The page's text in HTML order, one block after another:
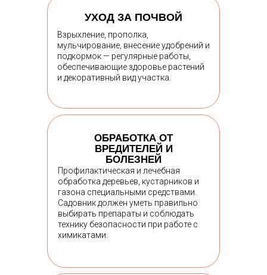
УХОД ЗА ПОЧВОЙ
Взрыхление, прополка,
мульчирование, внесение удобрений и
подкормок — регулярные работы,
обеспечивающие здоровье растений
и декоративный вид участка.
ОБРАБОТКА ОТ
ВРЕДИТЕЛЕЙ И
БОЛЕЗНЕЙ
Профилактическая и лечебная
обработка деревьев, кустарников и
газона специальными средствами.
Садовник должен уметь правильно
выбирать препараты и соблюдать
технику безопасности при работе с
химикатами.